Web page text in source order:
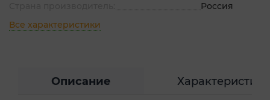
Россия
Все характеристики
Описание Характеристики